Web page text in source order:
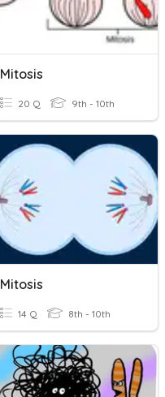
Mitosis
20 Q 9th - 10th
Mitosis
14 Q 8th - 10th